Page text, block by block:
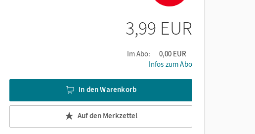
3,99 EUR
Im Abo:
0,00 EUR
Infos zum Abo
In den Warenkorb
Auf den Merkzettel